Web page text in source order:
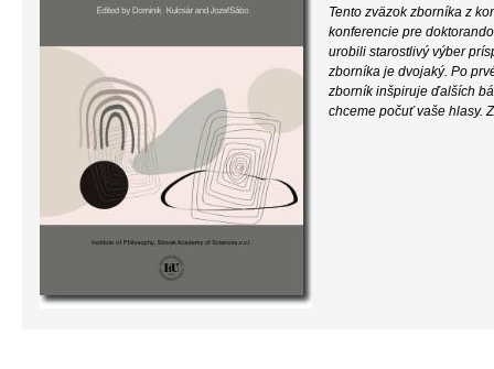
Tento zväzok zborníka z
konferencie pre
urobili starostlivý výber
zborníka je dvojaký. Po
zborník inšpiruje ďalších
chceme počuť vaše hlasy.